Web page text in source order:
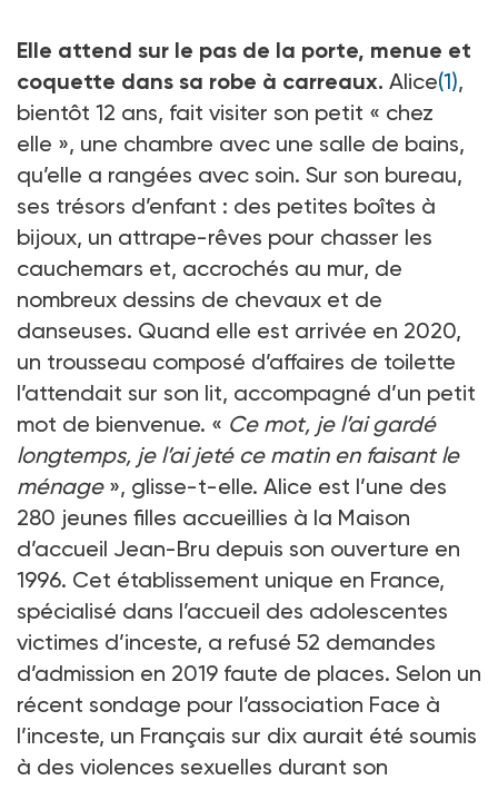
Elle attend sur le pas de la porte, menue et
coquette dans sa robe à carreaux. Alice(1),
bientôt 12 ans, fait visiter son petit « chez
elle », une chambre avec une salle de bains,
qu’elle a rangées avec soin. Sur son bureau,
ses trésors d’enfant : des petites boîtes à
bijoux, un attrape-rêves pour chasser les
cauchemars et, accrochés au mur, de
nombreux dessins de chevaux et de
danseuses. Quand elle est arrivée en 2020,
un trousseau composé d’affaires de toilette
l’attendait sur son lit, accompagné d’un petit
mot de bienvenue. « Ce mot, je l’ai gardé
longtemps, je l’ai jeté ce matin en faisant le
ménage», glisse-t-elle. Alice est l’une des
280 jeunes filles accueillies à la Maison
d’accueil Jean-Bru depuis son ouverture en
1996. Cet établissement unique en France,
spécialisé dans l’accueil des adolescentes
victimes d’inceste, a refusé 52 demandes
d’admission en 2019 faute de places. Selon un
récent sondage pour l’association Face à
l’inceste, un Français sur dix aurait été soumis
à des violences sexuelles durant son